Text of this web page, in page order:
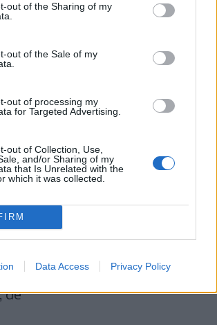
out of the Sharing of my
out of the Sale of my
out of processing my
for Targeted Advertising.
out of Collection, Use,
and/or Sharing of my
that Is Unrelated with the
which it was collected.
Data Access Privacy Policy
jön a víz
hogy rengeteg víz folyt be a
hogy pontosan mennyi, azt
hogy ne kerüljön víz
de